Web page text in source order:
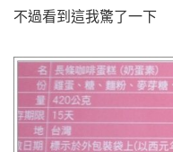
不過看到這我驚了一下